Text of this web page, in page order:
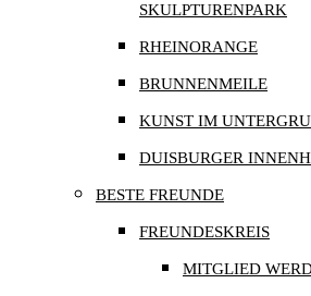
SKULPTURENPARK
RHEINORANGE
BRUNNENMEILE
KUNST IM
DUISBURGER
BESTE FREUNDE
FREUNDESKREIS
MITGLIED